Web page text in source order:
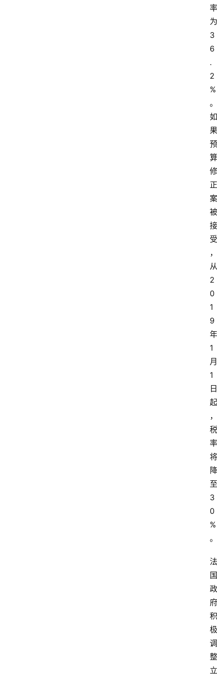
率
为
3
6
.
2
%
。
如
果
预
算
修
正
案
被
接
受
，
从
2
0
1
9
年
1
月
1
日
起
，
税
率
将
降
至
3
0
%
。
法
国
政
府
积
极
调
整
立